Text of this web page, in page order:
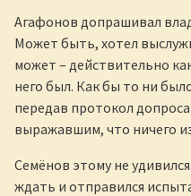
Агафонов допрашивал
Может быть, хотел
может – действительно
него был. Как бы то ни
передав протокол
выражавшим, что ничего
Семёнов этому не
ждать и отправился